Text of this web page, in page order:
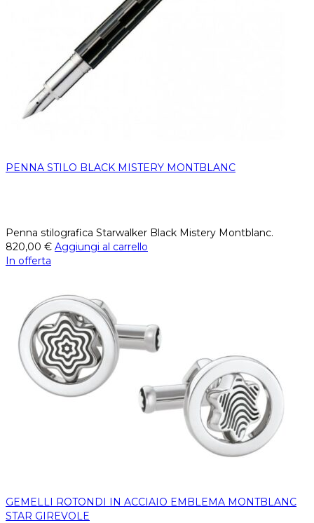
PENNA STILO BLACK MISTERY MONTBLANC
Penna stilografica Starwalker Black Mistery Montblanc.
820,00 € Aggiungi al carrello
In offerta
GEMELLI ROTONDI IN ACCIAIO EMBLEMA MONTBLANC
STAR GIREVOLE